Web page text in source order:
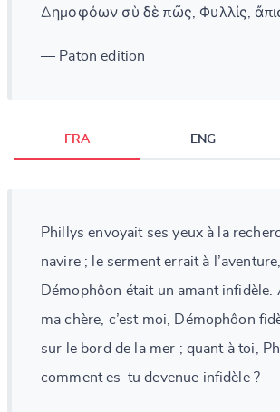
Δημοφόων σὺ δὲ πῶς, Φυλλίς,
— Paton edition
FRA ENG
Phillys envoyait ses yeux à la
navire ; le serment errait à
Démophôon était un amant infidèle.
ma chère, c’est moi, Démophôon
sur le bord de la mer ; quant à toi,
comment es-tu devenue infidèle ?